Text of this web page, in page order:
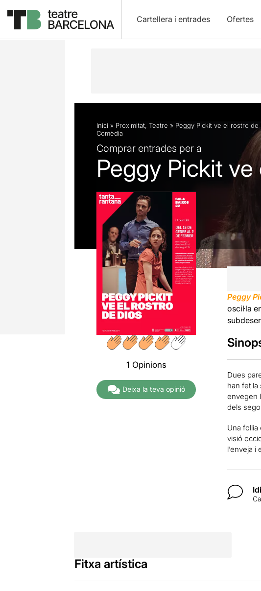
Cartellera i entrades Ofertes
Descripció Fitxa artística Fotos i vídeos
Inici » Proximitat, Teatre » Peggy Pickit ve el rostro de
Comèdia
Comprar entrades per a
Peggy Pickit
1 Opinions
Deixa la teva opinió
Peggy
oscil·la
Dues
han fet la
envegen
dels
Una follia
visió
l’enveja
Fitxa artística